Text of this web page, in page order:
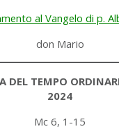
al Vangelo di p.
don Mario
DEL TEMPO
2024
Mc 6, 1-15